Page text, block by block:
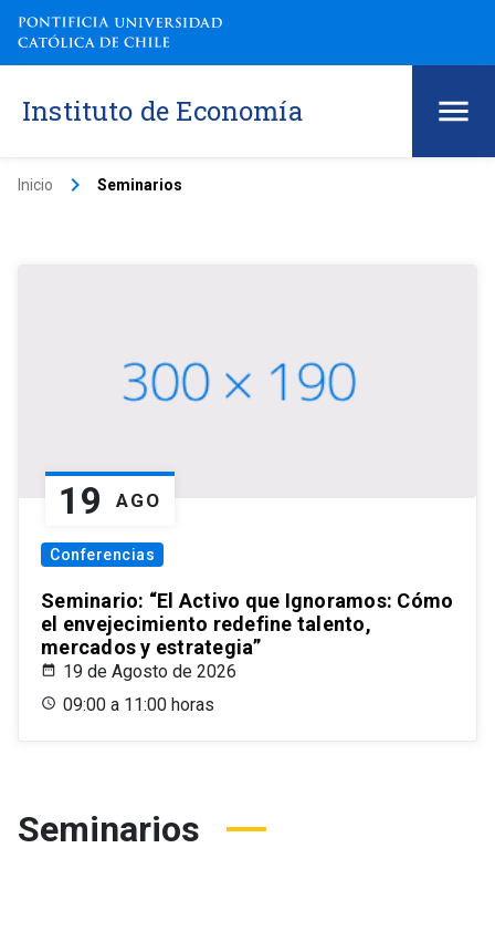
Instituto de Economía
Inicio keyboard_arrow_right Seminarios
19 AGO
Conferencias
Seminario: “El Activo que Ignoramos: Cómo
el envejecimiento redefine talento,
mercados y estrategia”
19 de Agosto de 2026
09:00 a 11:00 horas
Seminarios